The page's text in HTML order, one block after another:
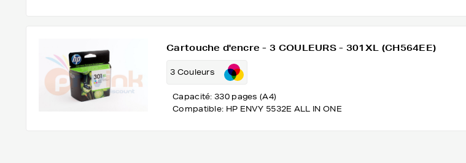
Cartouche d'encre - 3 COULEURS - 301XL (CH564EE)
3 Couleurs
Capacité: 330 pages (A4)
Compatible: HP ENVY 5532E ALL IN ONE